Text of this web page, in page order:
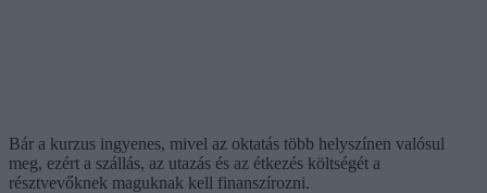
Bár a kurzus ingyenes, mivel az oktatás több helyszínen valósul
meg, ezért a szállás, az utazás és az étkezés költségét a
résztvevőknek maguknak kell finanszírozni.